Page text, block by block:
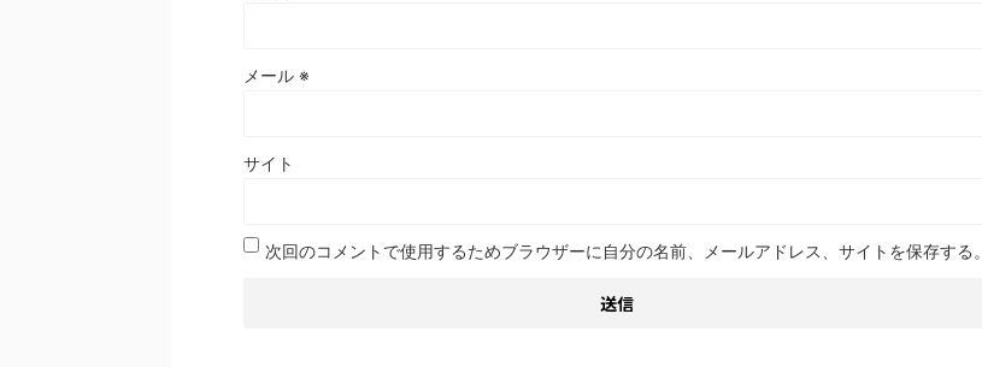
メール ※
サイト
次回のコメントで使用するためブラウザーに自分の名前、メールアドレス、サイトを保存する。